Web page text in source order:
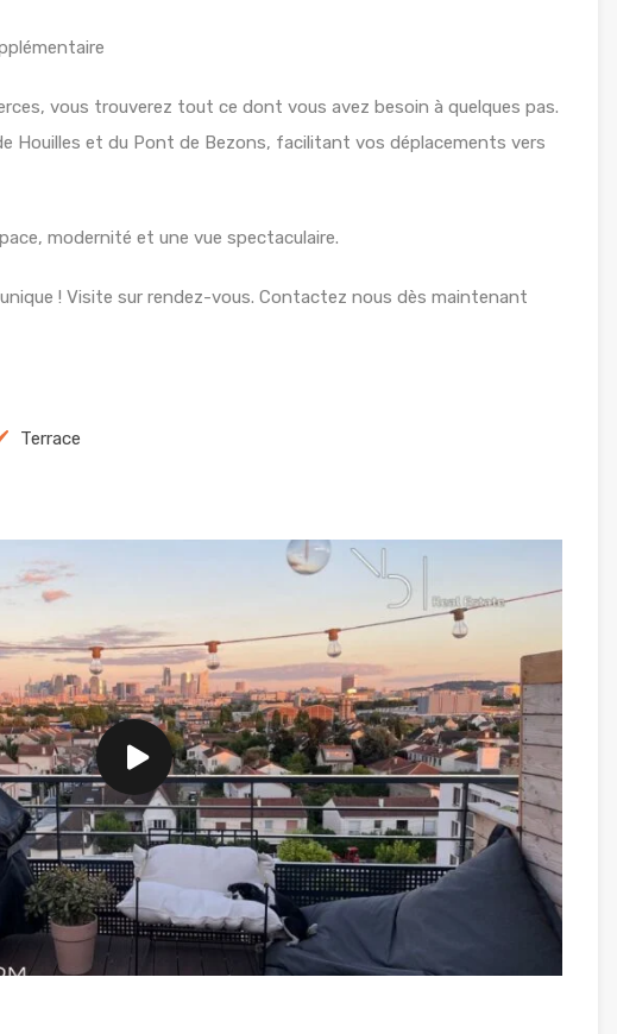
vous trouverez tout ce dont vous avez besoin à quelques pas.
Houilles et du Pont de Bezons, facilitant vos déplacements vers
modernité et une vue spectaculaire.
! Visite sur rendez-vous. Contactez nous dès maintenant
Terrace